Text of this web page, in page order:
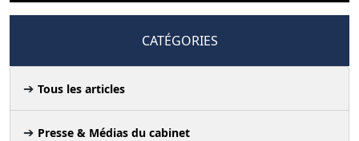
CATÉGORIES
Tous les articles
Presse & Médias du cabinet